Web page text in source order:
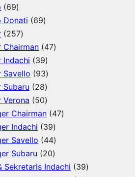
u
d
o
696
9
P
r
o
d
u
k
Donati 696
P
r
o
d
u
k
2572
5
7
P
r
o
d
u
k
Chairman 474
d
u
k
Indachi 393
9
P
r
o
d
u
k
Savello 939
3
P
r
o
d
u
k
Subaru 282
8
P
r
o
d
u
Verona 505
0
P
r
o
d
Chairman 474
o
Indachi 393
9
P
r
Savello 444
4
P
Subaru 202
0
Sekretaris Indachi 393